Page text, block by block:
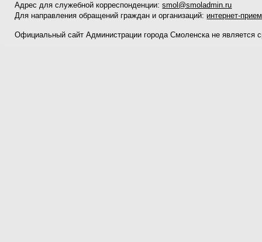
Адрес для служебной корреспонденции:smol@smoladmin.ru
Для направления обращений граждан и организаций: интернет-
Официальный сайт Администрации города Смоленска не является